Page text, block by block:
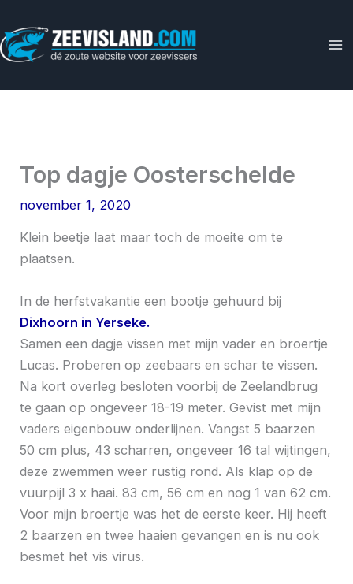
naar
de
Top dagje Oosterschelde
november 1, 2020
Klein beetje laat maar toch de moeite om te
plaatsen.
In de herfstvakantie een bootje gehuurd bij
Dixhoorn in Yerseke.
Samen een dagje vissen met mijn vader en broertje
Lucas. Proberen op zeebaars en schar te vissen.
Na kort overleg besloten voorbij de Zeelandbrug
te gaan op ongeveer 18-19 meter. Gevist met mijn
vaders eigenbouw onderlijnen. Vangst 5 baarzen
50 cm plus, 43 scharren, ongeveer 16 tal wijtingen,
deze zwemmen weer rustig rond. Als klap op de
vuurpijl 3 x haai. 83 cm, 56 cm en nog 1 van 62 cm.
Voor mijn broertje was het de eerste keer. Hij heeft
2 baarzen en twee haaien gevangen en is nu ook
besmet het vis virus.